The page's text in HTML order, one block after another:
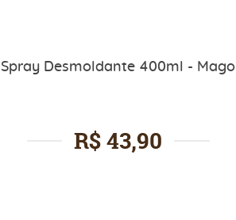
Spray Desmoldante 400ml - Mago
R$ 43,90